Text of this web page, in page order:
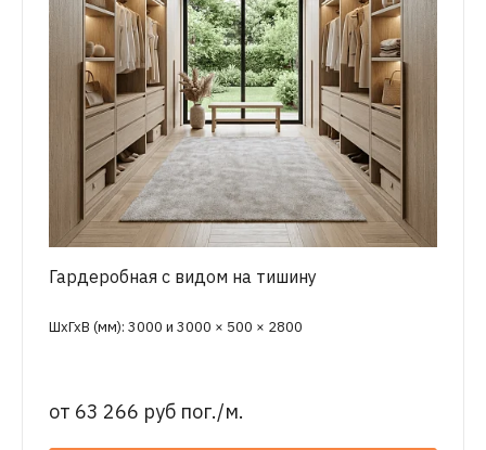
Гардеробная с видом на тишину
ШхГхВ (мм): 3000 и 3000 × 500 × 2800
от 63 266 руб пог./м.